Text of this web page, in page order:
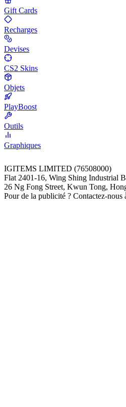
Gift Cards
Recharges
Devises
CS2 Skins
Objets
PlayBoost
Outils
Graphiques
IGITEMS LIMITED (76508000)
Flat 2401-16, Wing Shing Industrial
26 Ng Fong Street, Kwun Tong,
Pour de la publicité ? Contactez-nous